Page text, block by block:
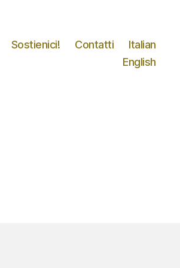
Sostienici! Contatti
Italian
English